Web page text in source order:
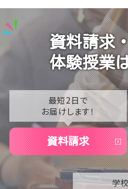
【名古屋】2026年度開
きなあなたへ🌟
【名古屋】🎓️卒業証書
2025
2024
2023
2021
2020
資料請求
体験授業
最短2日で
お届けします！
資料請求
学